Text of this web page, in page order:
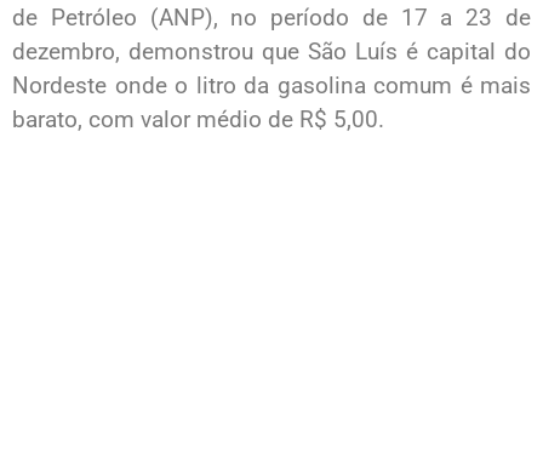
de Petróleo (ANP), no período de 17 a 23 de
dezembro, demonstrou que São Luís é capital do
Nordeste onde o litro da gasolina comum é mais
barato, com valor médio de R$ 5,00.